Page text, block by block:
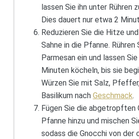
lassen Sie ihn unter Rühren
Dies dauert nur etwa 2
Reduzieren Sie die Hitze
Sahne in die Pfanne. Rühren
Parmesan ein und lassen
Minuten köcheln, bis sie
Würzen Sie mit Salz,
Basilikum nach Geschmack.
Fügen Sie die abgetropften
Pfanne hinzu und mischen
sodass die Gnocchi von der